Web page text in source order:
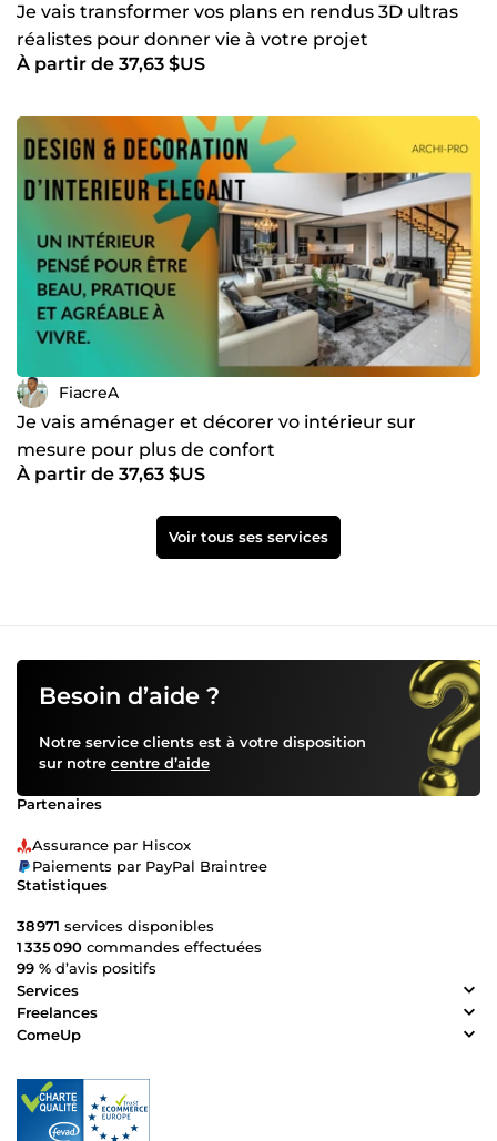
Je vais transformer vos plans en rendus 3D ultras
réalistes pour donner vie à votre projet
À partir de 37,63 $US
FiacreA
Je vais aménager et décorer vo intérieur sur
mesure pour plus de confort
À partir de 37,63 $US
Voir tous ses services
Besoin d’aide ?
Notre service clients est à votre disposition
sur notre centre d’aide
Partenaires
Assurance par Hiscox
Paiements par PayPal Braintree
Statistiques
38 971 services disponibles
1 335 090 commandes effectuées
99 % d’avis positifs
Services
Freelances
ComeUp